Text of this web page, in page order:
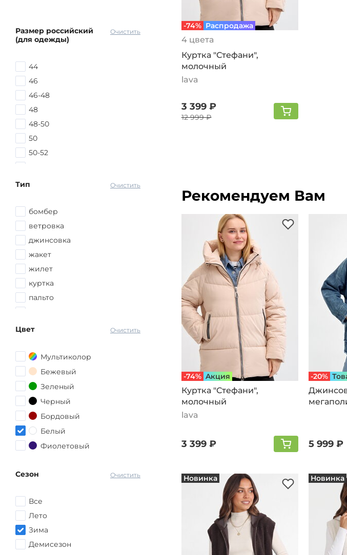
Очистить
Размер российский
(для одежды)
44
46
46-48
48
48-50
50
50-52
52-54
54-56
56
56-58
58
58-60
60
62
68-70
Очистить
Тип
бомбер
ветровка
джинсовка
жакет
жилет
куртка
пальто
худи
Очистить
Цвет
Мультиколор
Бежевый
Зеленый
Черный
Бордовый
Белый
Фиолетовый
Розовый
Желтый
Голубой
Синий
Очистить
Сезон
Все
Лето
Зима
Демисезон
-74% Распродажа
4 цвета
Куртка "Стефани",
молочный
lava
3 399 ₽
12 999 ₽
Рекомендуем Вам
-74% Aкция
Куртка "Стефани",
молочный
lava
3 399 ₽
-20%
5 999 ₽
Новинка Новинка